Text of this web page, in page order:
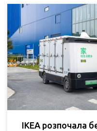
IKEA розпочала